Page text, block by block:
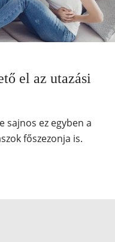
el az utazási
sajnos ez egyben a
főszezonja is.